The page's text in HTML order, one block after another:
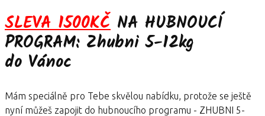
SLEVA 1500KČ NA HUBNOUCÍ
PROGRAM: Zhubni 5-12kg
do Vánoc
Mám speciálně pro Tebe skvělou nabídku, protože se ještě
nyní můžeš zapojit do hubnoucího programu - ZHUBNI 5-